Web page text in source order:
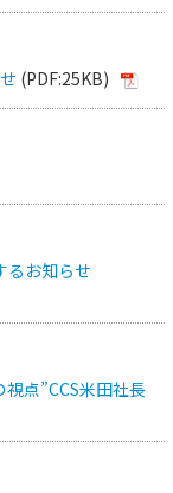
(PDF:25KB)
るお知らせ
点”CCS米田社長